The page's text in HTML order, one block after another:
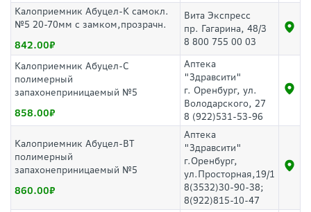
Калоприемник Абуцел-К самокл.
№5 20-70мм с замком,прозрачн.
842.00
Вита Экспресс
пр. Гагарина, 48/3
8 800 755 00 03
Калоприемник Абуцел-С
полимерный
запахонеприницаемый №5
858.00
Аптека
"Здравсити"
г. Оренбург, ул.
Володарского, 27
8 (922)531-53-96
Калоприемник Абуцел-ВТ
полимерный
запахонеприницаемый №5
860.00
Аптека
"Здравсити"
г.Оренбург,
ул.Просторная,19/1
8(3532)30-90-38;
8(922)815-10-47